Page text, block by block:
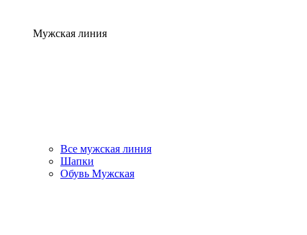
Мужская линия
Все мужская линия
Шапки
Обувь Мужская